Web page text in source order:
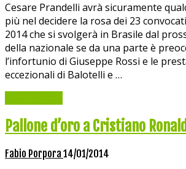
Cesare Prandelli avrà sicuramente
più nel decidere la rosa dei 23
2014 che si svolgerà in Brasile dal
della nazionale se da una parte è
l’infortunio di Giuseppe Rossi e le
eccezionali di Balotelli e …
Pallone d’oro a Cristiano
Fabio Porpora 14/01/2014